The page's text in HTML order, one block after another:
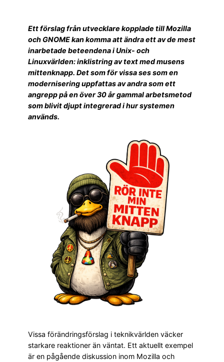
Ett förslag från utvecklare kopplade till Mozilla
och GNOME kan komma att ändra ett av de mest
inarbetade beteendena i Unix- och
Linuxvärlden: inklistring av text med musens
mittenknapp. Det som för vissa ses som en
modernisering uppfattas av andra som ett
angrepp på en över 30 år gammal arbetsmetod
som blivit djupt integrerad i hur systemen
används.
Vissa förändringsförslag i teknikvärlden väcker
starkare reaktioner än väntat. Ett aktuellt exempel
är en pågående diskussion inom Mozilla och